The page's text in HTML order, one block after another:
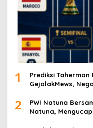
1
Prediksi Taherman
GejolakMews,
2
PWI Natuna
Natuna,